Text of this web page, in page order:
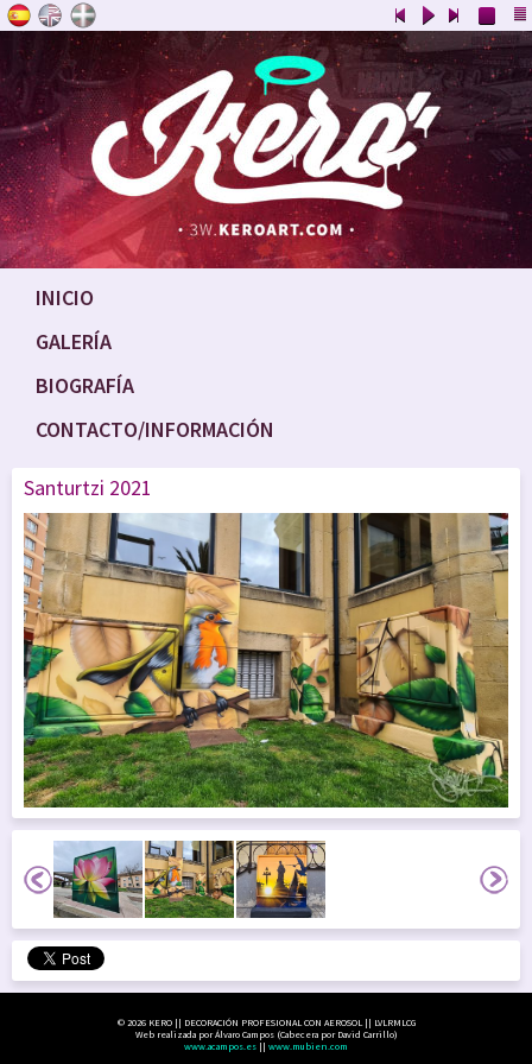
INICIO
GALERÍA
BIOGRAFÍA
CONTACTO/INFORMACIÓN
Santurtzi 2021
© 2026 KERO || DECORACIÓN PROFESIONAL CON AEROSOL || LVLRMLCG
Web realizada por Álvaro Campos (Cabecera por David Carrillo)
www.acampos.es || www.mubien.com